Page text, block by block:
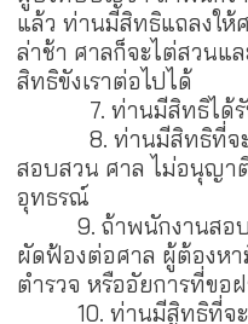
แล้ว ท่านมีสิทธิแถลงให้
ล่าช้า ศาลก็จะไต่สวนแ
สิทธิขังเราต่อไปได้
7. ท่านมีสิทธิได้รับ
8. ท่านมีสิทธิที่จะอุ
สอบสวน ศาล ไม่อนุญา
อุทธรณ์
9. ถ้าพนักงานสอบส
ผัดฟ้องต่อศาล ผู้ต้องห
ตำรวจ หรืออัยการที่ขอ
10. ท่านมีสิทธิที่จะ